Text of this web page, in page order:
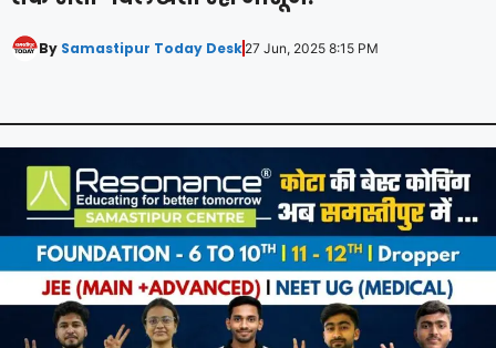
By Samastipur Today Desk 27 Jun, 2025 8:15 PM